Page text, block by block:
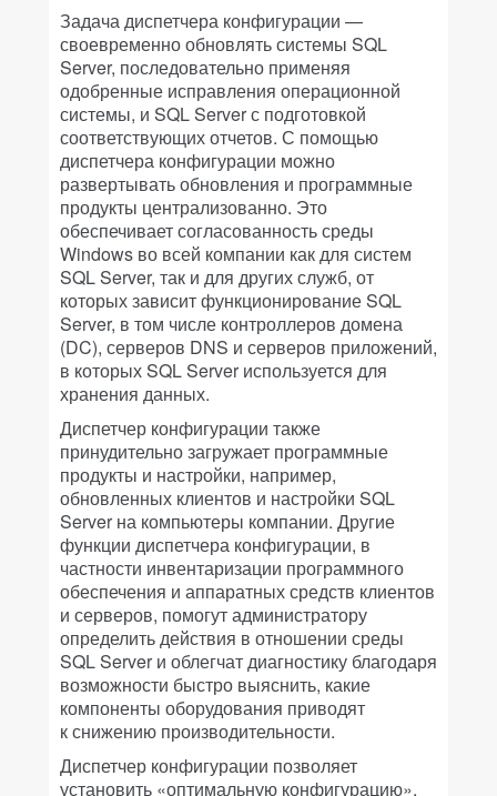
Задача диспетчера конфигурации —
своевременно обновлять системы SQL
Server, последовательно применяя
одобренные исправления операционной
системы, и SQL Server с подготовкой
соответствующих отчетов. С помощью
диспетчера конфигурации можно
развертывать обновления и программные
продукты централизованно. Это
обеспечивает согласованность среды
Windows во всей компании как для систем
SQL Server, так и для других служб, от
которых зависит функционирование SQL
Server, в том числе контроллеров домена
(DC), серверов DNS и серверов приложений,
в которых SQL Server используется для
хранения данных.
Диспетчер конфигурации также
принудительно загружает программные
продукты и настройки, например,
обновленных клиентов и настройки SQL
Server на компьютеры компании. Другие
функции диспетчера конфигурации, в
частности инвентаризации программного
обеспечения и аппаратных средств клиентов
и серверов, помогут администратору
определить действия в отношении среды
SQL Server и облегчат диагностику благодаря
возможности быстро выяснить, какие
компоненты оборудования приводят
к снижению производительности.
Диспетчер конфигурации позволяет
установить «оптимальную конфигурацию»,